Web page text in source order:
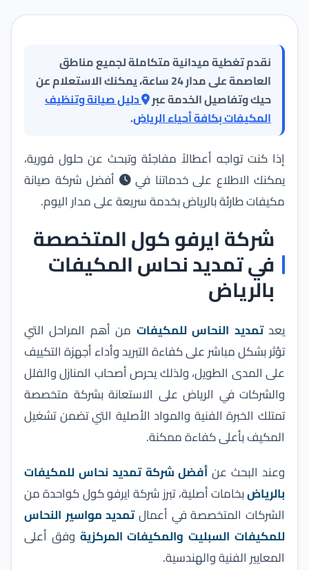
تغطية جميع أحياء الرياض
لماذا ايرفو كول؟
آراء العملاء
الأسئلة الشائعة
نقدم تغطية ميدانية متكاملة لجميع مناطق
العاصمة على مدار 24 ساعة، يمكنك الاستعلام عن
حيك وتفاصيل الخدمة عبر دليل صيانة وتنظيف
المكيفات بكافة أحياء الرياض.
إذا كنت تواجه أعطالاً مفاجئة وتبحث عن حلول فورية،
يمكنك الاطلاع على خدماتنا في
أفضل شركة صيانة
مكيفات طارئة بالرياض بخدمة سريعة على مدار اليوم.
شركة ايرفو كول المتخصصة
في تمديد نحاس المكيفات
بالرياض
يعدتمديد النحاس للمكيفات من أهم المراحل التي
تؤثر بشكل مباشر على كفاءة التبريد وأداء أجهزة التكييف
على المدى الطويل، ولذلك يحرص أصحاب المنازل والفلل
والشركات في الرياض على الاستعانة بشركة متخصصة
تمتلك الخبرة الفنية والمواد الأصلية التي تضمن تشغيل
المكيف بأعلى كفاءة ممكنة.
وعند البحث عنأفضل شركة تمديد نحاس للمكيفات
بالرياضبخامات أصلية، تبرزشركة ايرفو كولكواحدة من
الشركات المتخصصة في أعمالتمديد مواسير النحاس
للمكيفات السبليت والمكيفات المركزية وفق أعلى
المعايير الفنية والهندسية.